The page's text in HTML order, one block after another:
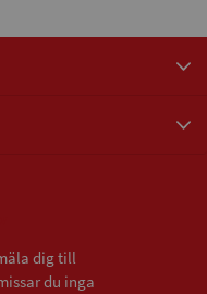
dig till
du inga